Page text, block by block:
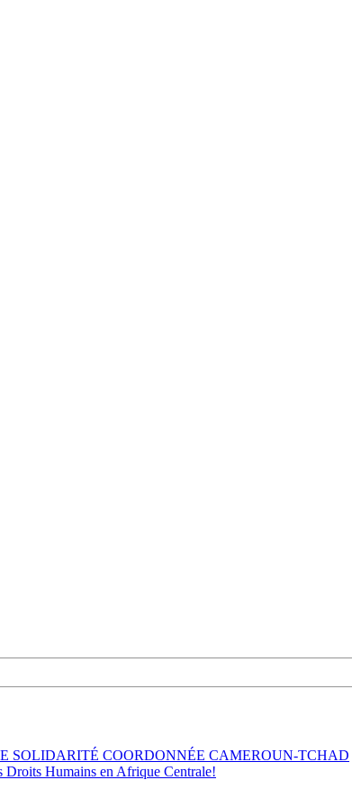
SOLIDARITÉ COORDONNÉE CAMEROUN-TCHAD
Humains en Afrique Centrale!